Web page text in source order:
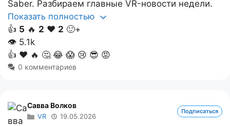
Saber. Разбираем главные VR-новости недели.
Показать полностью
👍 5 🔥 2 ❤️ 2 🙂+
👁 5.1k
👍 ❤️ 🔥 🤔 😂 😱 😢 😎 😡
0 комментариев
Савва Волков
VR 19.05.2026
Подписаться